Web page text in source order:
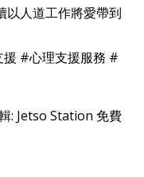
以人道工作將愛帶到
#心理支援服務 #
: Jetso Station 免費